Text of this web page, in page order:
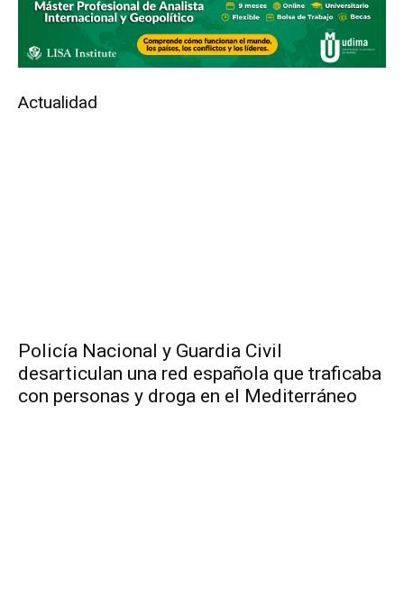
Actualidad
Policía Nacional y Guardia Civil
desarticulan una red española que traficaba
con personas y droga en el Mediterráneo